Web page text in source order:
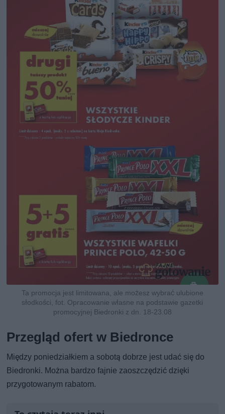
Ta promocja jest limitowana, ale możesz wybrać ulubione
słodkości, fot. Opracowanie własne na podstawie gazetki
promocyjnej Biedronki z dn. 18-23.08
Przegląd ofert w Biedronce
Między poniedziałkiem a sobotą dobrze jest udać się do
Biedronki. Można bardzo fajnie zaoszczędzić dzięki
przygotowanym rabatom.